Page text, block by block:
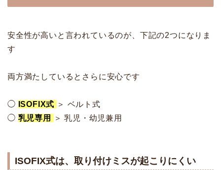
安全性が高いと言われているのが、下記の2つになりま
す
両方満たしているとさらに安心です
◯ ISOFIX式 ＞ ベルト式
◯ 乳児専用 ＞ 乳児・幼児兼用
ISOFIX式は、取り付けミスが起こりにくい